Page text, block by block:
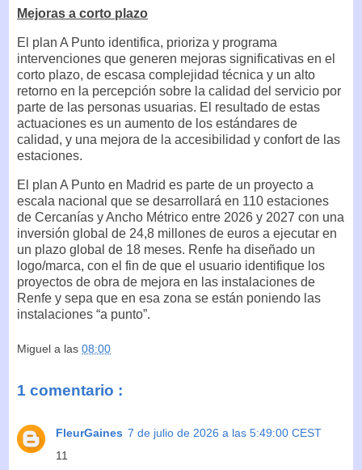
Mejoras a corto plazo
El plan A Punto identifica, prioriza y programa
intervenciones que generen mejoras significativas en el
corto plazo, de escasa complejidad técnica y un alto
retorno en la percepción sobre la calidad del servicio por
parte de las personas usuarias. El resultado de estas
actuaciones es un aumento de los estándares de
calidad, y una mejora de la accesibilidad y confort de las
estaciones.
El plan A Punto en Madrid es parte de un proyecto a
escala nacional que se desarrollará en 110 estaciones
de Cercanías y Ancho Métrico entre 2026 y 2027 con una
inversión global de 24,8 millones de euros a ejecutar en
un plazo global de 18 meses. Renfe ha diseñado un
logo/marca, con el fin de que el usuario identifique los
proyectos de obra de mejora en las instalaciones de
Renfe y sepa que en esa zona se están poniendo las
instalaciones “a punto”.
Miguel a las 08:00
1 comentario :
FleurGaines 7 de julio de 2026 a las 5:49:00 CEST
11